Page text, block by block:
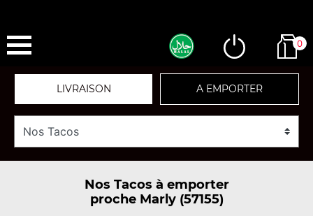
0
LIVRAISON A EMPORTER
Nos Tacos à emporter
proche Marly (57155)